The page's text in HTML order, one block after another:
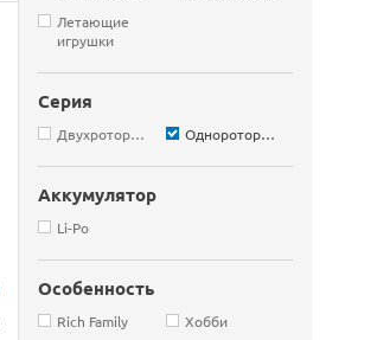
Летающие
игрушки
Серия
Двухроторные Однороторные
Аккумулятор
Li-Po
Особенность
Rich Family Хобби